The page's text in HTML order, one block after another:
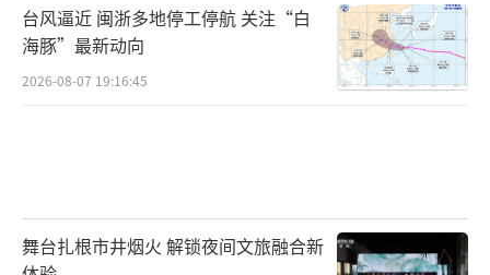
台风逼近 闽浙多地停工停航 关注“白
海豚”最新动向
2026-08-07 19:16:45
舞台扎根市井烟火 解锁夜间文旅融合新